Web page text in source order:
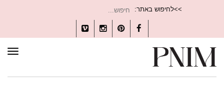
>>לחיפוש באתר:
עבור:
Facebook
Pinterest
Instagram
Vimeo